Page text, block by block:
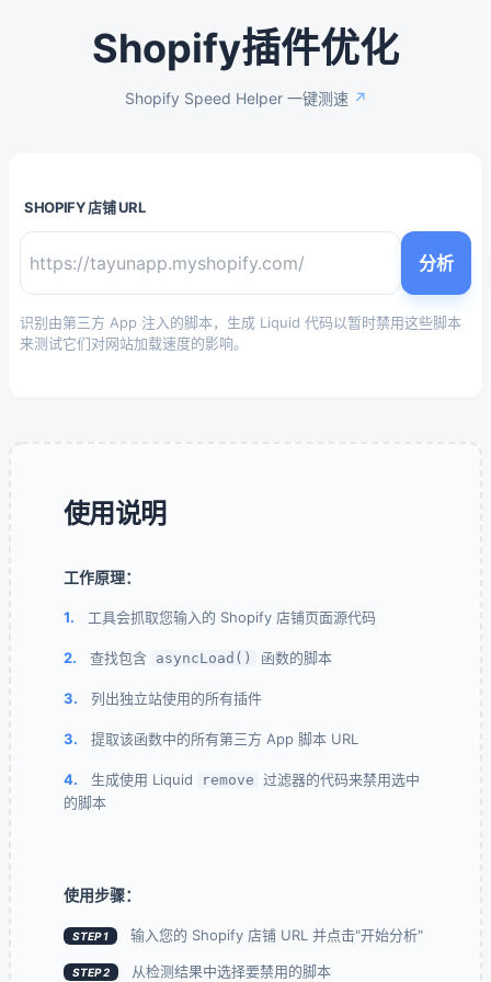
Shopify插件优化
Shopify Speed Helper 一键测速 ↗
SHOPIFY 店铺 URL
分析
识别由第三方 App 注入的脚本，生成 Liquid 代码以暂时禁用这些脚本
来测试它们对网站加载速度的影响。
使用说明
工作原理：
1. 工具会抓取您输入的 Shopify 店铺页面源代码
2. 查找包含 asyncLoad() 函数的脚本
3. 列出独立站使用的所有插件
3. 提取该函数中的所有第三方 App 脚本 URL
4. 生成使用 Liquid remove 过滤器的代码来禁用选中
的脚本
使用步骤：
STEP 1 输入您的 Shopify 店铺 URL 并点击"开始分析"
STEP 2 从检测结果中选择要禁用的脚本